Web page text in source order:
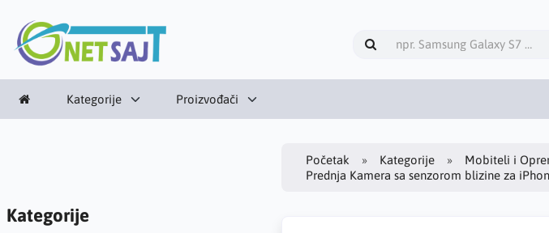
Kategorije Proizvođači
Kategorije
Početak Kategorije Mobiteli i
Prednja Kamera sa senzorom blizine za